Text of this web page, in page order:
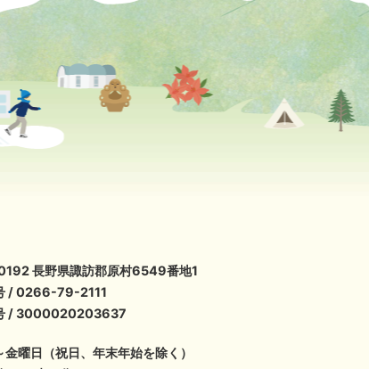
長野県諏訪郡原村6549番地1
/ 0266-79-2111
/ 3000020203637
金曜日（祝日、年末年始を除く）